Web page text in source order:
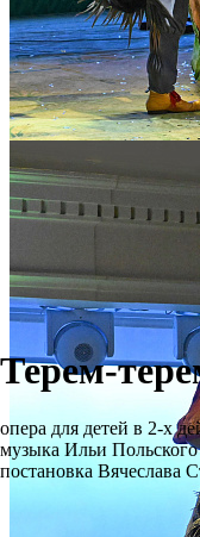
Терем-
опера для детей в 2-х
музыка Ильи Польского
постановка Вячеслава